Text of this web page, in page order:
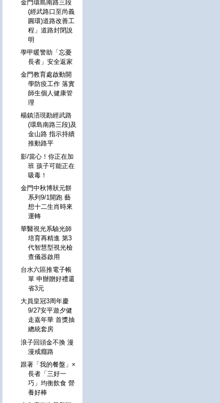
金門環島南路三段
(經武路口至尚義
圓環)道路改善工
程」道路封閉說
明
學甲暖警助「忘憂
長者」安全返家
金門教育處啟動開
學防疫工作 落實
師生個人健康管
理
楊鎮浯現勘經武路
(環島南路三段)及
金山路 指示持續
推動路平
影/當心！你正在加
班 孩子可能正在
吸毒！
金門中秋博狀元餅
系列9/1開跑 藝
想十二生肖時來
運轉
華醫視光系驗光師
培育再精進 第3
代智慧型視光檢
查儀器啟用
台水六區推電子帳
單 申辦贈好禮還
省3元
大員皇冠3周年慶
9/27安平遊夕健
走嘉年華 首獎抽
總統套房
浪子回頭金不換 漫
漫戒癮路
跟著「我的餐盤」×
長者「三好一
巧」均衡飲食 營
養好棒